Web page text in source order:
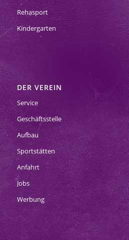
Rehasport
Kindergarten
DER VEREIN
Service
Geschäftsstelle
Aufbau
Sportstätten
Anfahrt
Jobs
Werbung